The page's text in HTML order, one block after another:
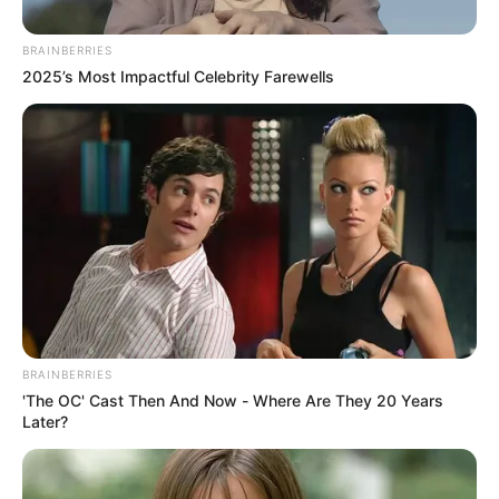
Foto archivo
Captura - Imagen de referencia
Por:Héctor Santiago Guaman Espinosa
BRAINBERRIES
2025’s Most Impactful Celebrity Farewells
BRAINBERRIES
'The OC' Cast Then And Now - Where Are They 20 Years
Later?